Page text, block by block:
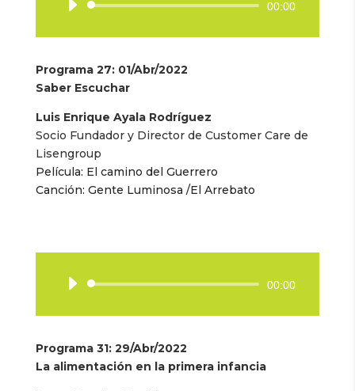
Reproductor
audio
00:00
Programa 27: 01/Abr/2022
Saber Escuchar
Luis Enrique Ayala Rodríguez
Socio Fundador y Director de Customer Care de
Lisengroup
Película: El camino del Guerrero
Canción: Gente Luminosa /El Arrebato
Reproductor
audio
00:00
Programa 31: 29/Abr/2022
La alimentación en la primera infancia